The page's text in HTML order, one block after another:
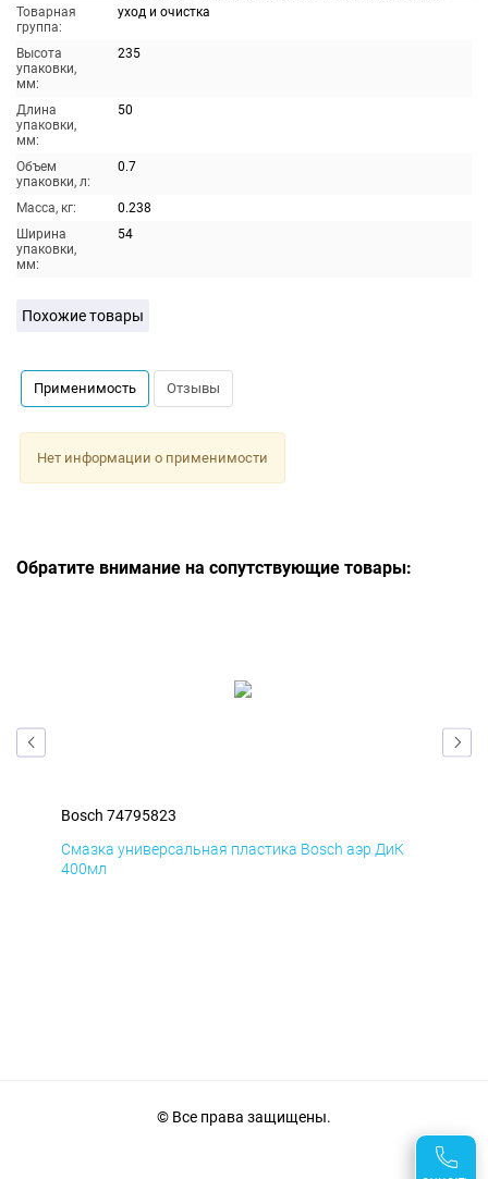
Товарная
группа:
уход и очистка
Высота
упаковки,
мм:
235
Длина
упаковки,
мм:
50
Объем
упаковки, л:
0.7
Масса, кг:
0.238
Ширина
упаковки,
мм:
54
Похожие товары
Применимость Отзывы
Нет информации о применимости
Обратите внимание на сопутствующие товары:
Bosch 74795823
Смазка универсальная пластика Bosch аэр ДиК
400мл
© Все права защищены.